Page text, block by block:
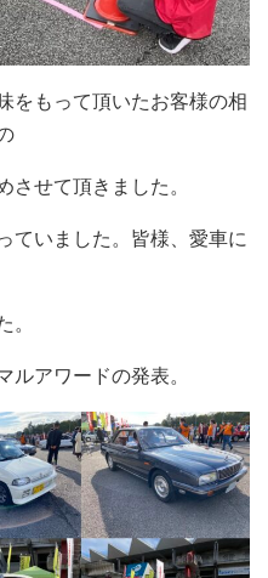
をもって頂いたお客様の相
せて頂きました。
ていました。皆様、愛車に
アワードの発表。